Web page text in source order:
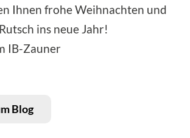
Ihnen frohe Weihnachten und
ins neue Jahr!
IB-Zauner
Blog